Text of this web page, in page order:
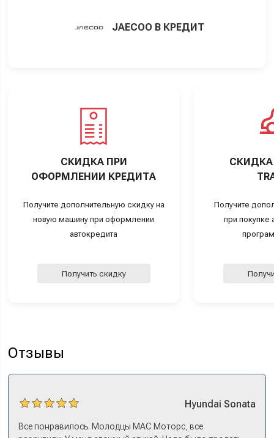
JAECOO В КРЕДИТ
СКИДКА ПРИ
ОФОРМЛЕНИИ КРЕДИТА
Получите дополнительную скидку на
новую машину при оформлении
автокредита
Получить скидку
СКИДКА
Получите
при покупке
Отзывы
Hyundai Sonata
Все понравилось. Молодцы МАС Моторс, все